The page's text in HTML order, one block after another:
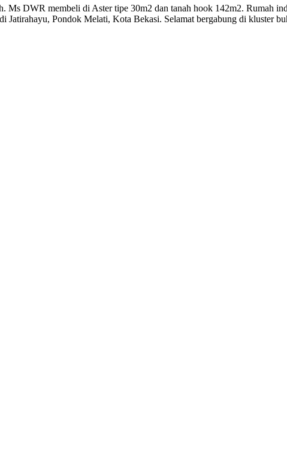
DWR membeli di Aster tipe 30m2 dan tanah hook 142m2. Rumah
Pondok Melati, Kota Bekasi. Selamat bergabung di kluster